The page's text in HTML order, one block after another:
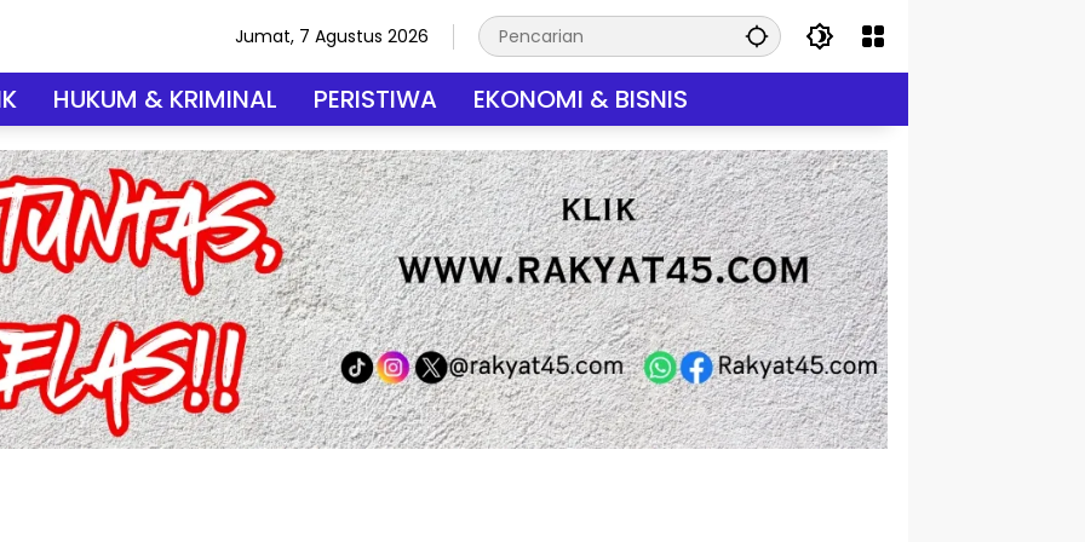
Jumat, 7 Agustus 2026
HUKUM & KRIMINAL PERISTIWA EKONOMI & BISNIS